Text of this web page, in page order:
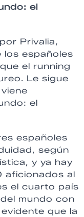
el
Privalia,
los españoles
el running
Le sigue
el
españoles
según
y ya hay
aficionados al
el cuarto país
mundo con
que la